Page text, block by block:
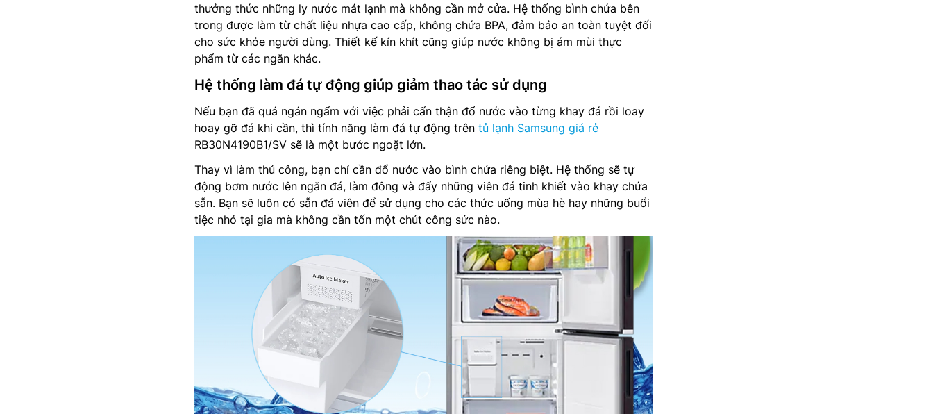
thưởng thức những ly nước mát lạnh mà không cần mở cửa. Hệ thống bình chứa bên
trong được làm từ chất liệu nhựa cao cấp, không chứa BPA, đảm bảo an toàn tuyệt đối
cho sức khỏe người dùng. Thiết kế kín khít cũng giúp nước không bị ám mùi thực
phẩm từ các ngăn khác.
Hệ thống làm đá tự động giúp giảm thao tác sử dụng
Nếu bạn đã quá ngán ngẩm với việc phải cẩn thận đổ nước vào từng khay đá rồi loay
hoay gỡ đá khi cần, thì tính năng làm đá tự động trên tủ lạnh Samsung giá rẻ
RB30N4190B1/SV sẽ là một bước ngoặt lớn.
Thay vì làm thủ công, bạn chỉ cần đổ nước vào bình chứa riêng biệt. Hệ thống sẽ tự
động bơm nước lên ngăn đá, làm đông và đẩy những viên đá tinh khiết vào khay chứa
sẵn. Bạn sẽ luôn có sẵn đá viên để sử dụng cho các thức uống mùa hè hay những buổi
tiệc nhỏ tại gia mà không cần tốn một chút công sức nào.